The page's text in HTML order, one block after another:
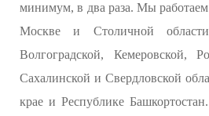
минимум, в два раза. Мы
Москве и Столичной
Волгоградской, Кемеровской,
Сахалинской и Свердловской
крае и Республике